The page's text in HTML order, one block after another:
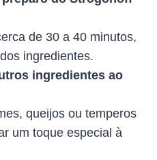
de 30 a 40 minutos,
ingredientes.
ingredientes ao
queijos ou temperos
um toque especial à